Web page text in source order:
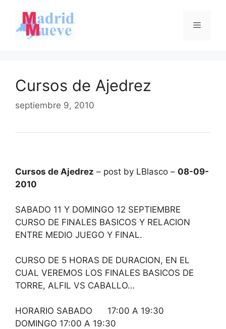
contenido
Menú
Cursos de Ajedrez
septiembre 9, 2010
Cursos de Ajedrez – post by LBlasco – 08-09-
2010
SABADO 11 Y DOMINGO 12 SEPTIEMBRE
CURSO DE FINALES BASICOS Y RELACION
ENTRE MEDIO JUEGO Y FINAL.
CURSO DE 5 HORAS DE DURACION, EN EL
CUAL VEREMOS LOS FINALES BASICOS DE
TORRE, ALFIL VS CABALLO…
HORARIO SABADO 17:00 A 19:30
DOMINGO 17:00 A 19:30